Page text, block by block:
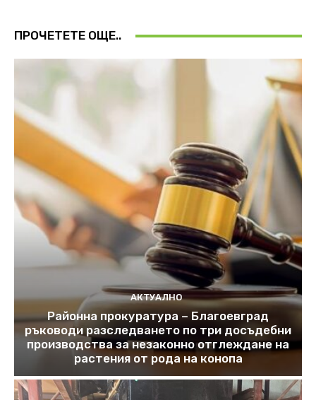
ПРОЧЕТЕТЕ ОЩЕ..
АКТУАЛНО
Районна прокуратура – Благоевград
ръководи разследването по три досъдебни
производства за незаконно отглеждане на
растения от рода на конопа